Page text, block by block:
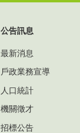
公告訊息
最新消息
戶政業務宣導
人口統計
機關徵才
招標公告